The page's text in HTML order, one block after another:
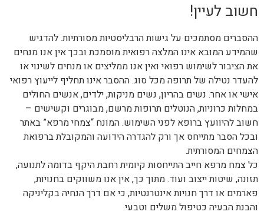
חשוב לעיין!
ההסברים מסתמכים על גישות הרבליסטיות מסורתיות. להדגיש
שהמידע המובא אינו המלצה רפואית מוסמכת ובכך אין אנו מנחים
את הציבור לשימוש רפואי ואין אנו ממליצים או מנחים לשינוי או
להעדר נטילה של תרופה מכל סוג. ההסבר אינו תחליף לייעוץ רפואי
אישי או אחר. נשים בהריון, נשים מניקות, ילדים, אנשים החולים
במחלות כרוניות, הנוטלים תרופות מרשם, מבוגרים וקשישים –
חשוב להיוועץ ברופא לפני השימוש. המונח “צמחי מרפא” באתר
ובכל הסבר מתייחס אך ורק להגדרה הידועה והמקובלת ברפואת
הצמחים המסורתית.
כל צמח מרפא חייב התייחסות קיומית רחבת היקף בדומה לתנועה,
תזונה, שיטות ייצוב ועוד. מתוך כך, אין אנו משווקים בחנויות,
פארמים או דרך חנויות אינטרנטיות, כי אם דרך הנחיה בקליניקה
והבנת הבעיה כטיפול משלים וטבעי.